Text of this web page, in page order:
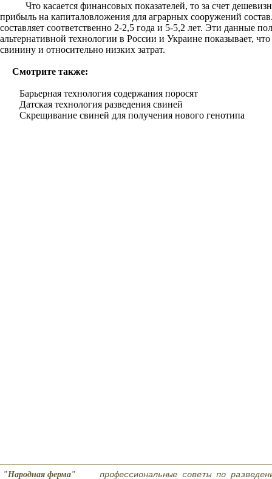
Что касается финансовых показателей, то за счет
прибыль на капиталовложения для аграрных сооружений
составляет соответственно 2-2,5 года и 5-5,2 лет. Эти
альтернативной технологии в России и Украине показывает,
свинину и относительно низких затрат.
Смотрите также:
Барьерная технология содержания поросят
Датская технология разведения свиней
Скрещивание свиней для получения нового генотипа
"Народная ферма" профессиональные советы по